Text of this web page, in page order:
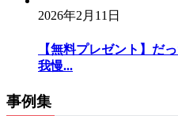
2026年2月11日
【無料プレゼント】だ
我慢...
事例集